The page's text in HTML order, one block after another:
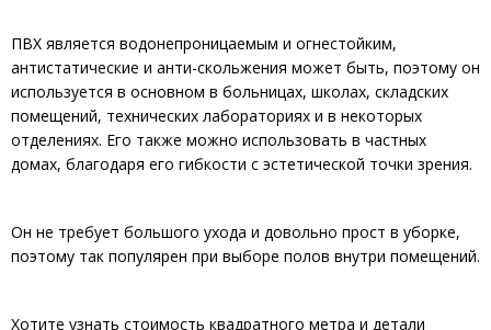
ПВХ является водонепроницаемым и огнестойким,
антистатические и анти-скольжения может быть, поэтому он
используется в основном в больницах, школах, складских
помещений, технических лабораториях и в некоторых
отделениях. Его также можно использовать в частных
домах, благодаря его гибкости с эстетической точки зрения.
Он не требует большого ухода и довольно прост в уборке,
поэтому так популярен при выборе полов внутри помещений.
Хотите узнать стоимость квадратного метра и детали